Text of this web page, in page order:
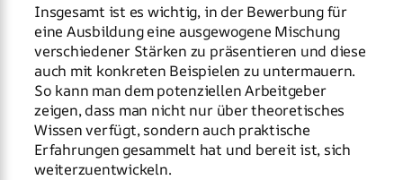
Insgesamt ist es wichtig, in der Bewerbung für
eine Ausbildung eine ausgewogene Mischung
verschiedener Stärken zu präsentieren und diese
auch mit konkreten Beispielen zu untermauern.
So kann man dem potenziellen Arbeitgeber
zeigen, dass man nicht nur über theoretisches
Wissen verfügt, sondern auch praktische
Erfahrungen gesammelt hat und bereit ist, sich
weiterzuentwickeln.